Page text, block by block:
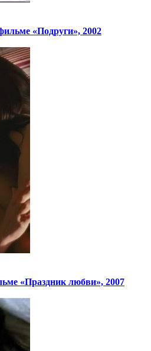
«Подруги», 2002
«Праздник любви», 2007